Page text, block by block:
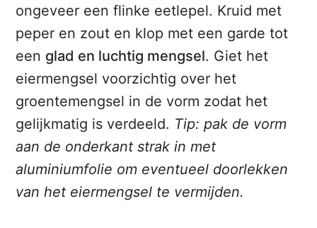
ongeveer een flinke eetlepel. Kruid met
peper en zout en klop met een garde tot
een glad en luchtig mengsel. Giet het
eiermengsel voorzichtig over het
groentemengsel in de vorm zodat het
gelijkmatig is verdeeld. Tip: pak de vorm
aan de onderkant strak in met
aluminiumfolie om eventueel doorlekken
van het eiermengsel te vermijden.